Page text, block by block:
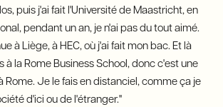
puis j'ai fait l'Université de Maastricht, en
pendant un an, je n'ai pas du tout aimé.
à Liège, à HEC, où j'ai fait mon bac. Et là
à la Rome Business School, donc c'est une
Rome. Je le fais en distanciel, comme ça je
d'ici ou de l'étranger."